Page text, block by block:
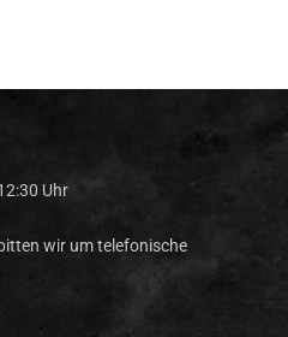
Uhr
wir um telefonische